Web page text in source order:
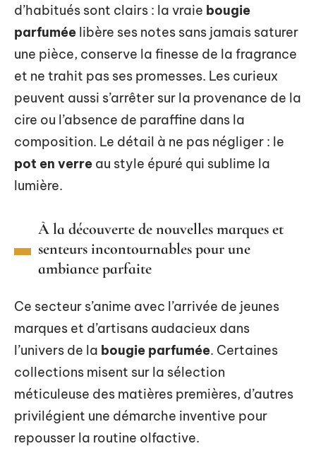
d’habitués sont clairs : la vraie bougie
parfumée libère ses notes sans jamais saturer
une pièce, conserve la finesse de la fragrance
et ne trahit pas ses promesses. Les curieux
peuvent aussi s’arrêter sur la provenance de la
cire ou l’absence de paraffine dans la
composition. Le détail à ne pas négliger : le
pot en verre au style épuré qui sublime la
lumière.
À la découverte de nouvelles marques et
senteurs incontournables pour une
ambiance parfaite
Ce secteur s’anime avec l’arrivée de jeunes
marques et d’artisans audacieux dans
l’univers de la bougie parfumée. Certaines
collections misent sur la sélection
méticuleuse des matières premières, d’autres
privilégient une démarche inventive pour
repousser la routine olfactive.